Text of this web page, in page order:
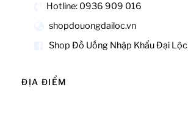
Hotline: 0936 909 016
shopdouongdailoc.vn
Shop Đồ Uống Nhập Khẩu Đại Lộc
ĐỊA ĐIỂM